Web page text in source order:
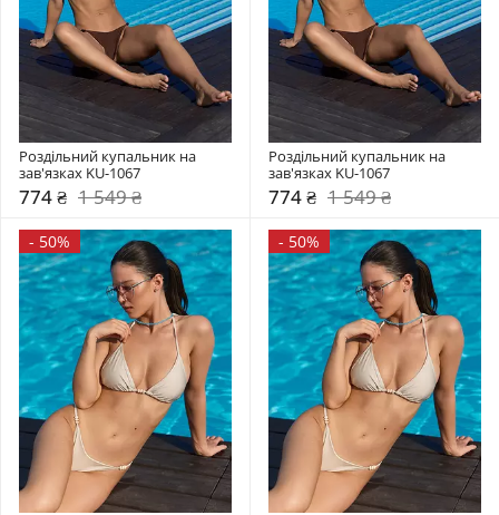
Роздільний купальник на
зав'язках KU-1067
774 ₴ 1 549 ₴
Роздільний купальник на
зав'язках KU-1067
774 ₴ 1 549 ₴
- 50% - 50%